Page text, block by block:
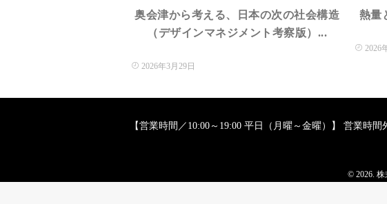
奥会津から考える、日本の次の社会構造
（デザインマネジメント考察版）...
2026年3月29日
熱量
2026
【営業時間／10:00～19:00 平日（月曜～金曜）】 営業時
© 2026. 株